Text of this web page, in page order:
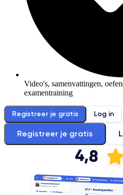
Video's, samenvattingen,
examentraining
Registreer je gratis Log in
Registreer je gratis